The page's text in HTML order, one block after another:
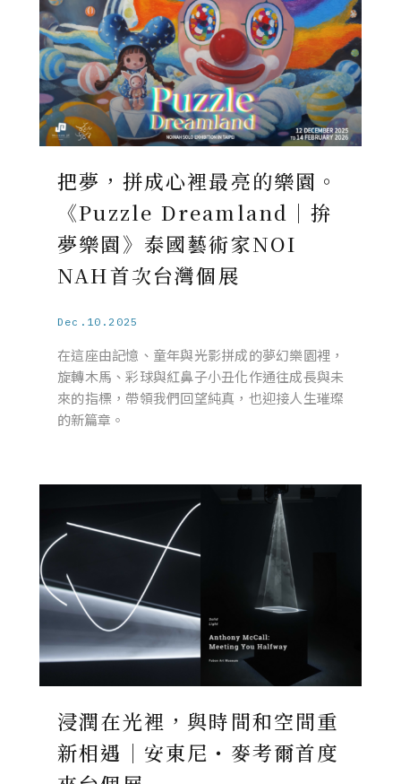
把夢，拼成心裡最亮的樂園。
《Puzzle Dreamland｜拚
夢樂園》泰國藝術家NOI
NAH首次台灣個展
Dec.10.2025
在這座由記憶、童年與光影拼成的夢幻樂園裡，
旋轉木馬、彩球與紅鼻子小丑化作通往成長與未
來的指標，帶領我們回望純真，也迎接人生璀璨
的新篇章。
浸潤在光裡，與時間和空間重
新相遇｜安東尼・麥考爾首度